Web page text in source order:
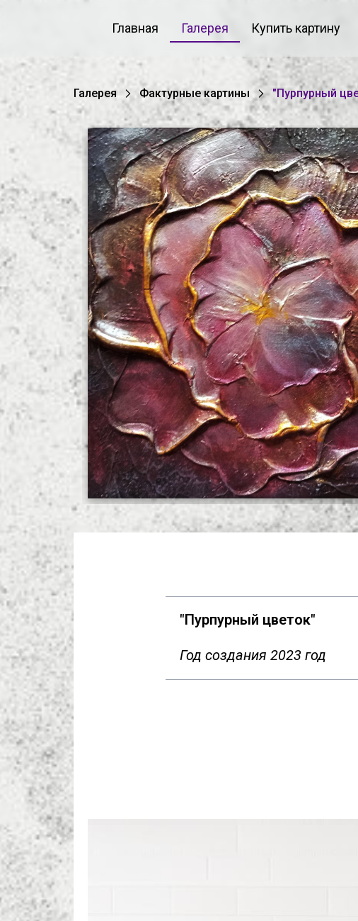
Главная Галерея Купить картину
Галерея Фактурные картины "Пурпурный
"Пурпурный цветок"
Год создания 2023 год